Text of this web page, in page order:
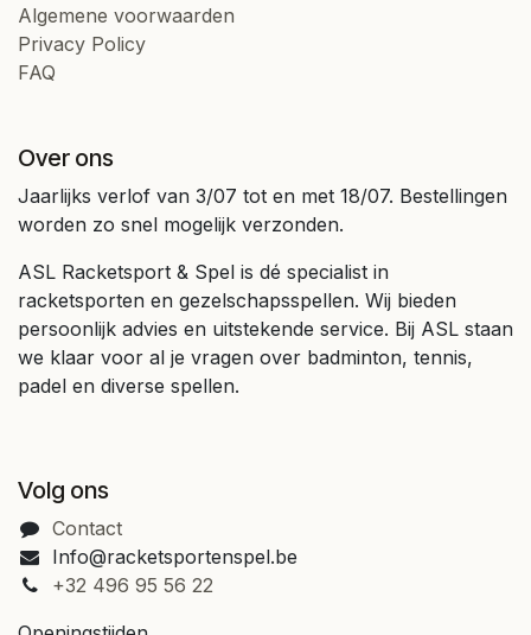
Algemene voorwaarden
Privacy Policy
FAQ
Over ons
Jaarlijks verlof van 3/07 tot en met 18/07. Bestellingen
worden zo snel mogelijk verzonden.
ASL Racketsport & Spel is dé specialist in
racketsporten en gezelschapsspellen. Wij bieden
persoonlijk advies en uitstekende service. Bij ASL staan
we klaar voor al je vragen over badminton, tennis,
padel en diverse spellen.
Volg ons
Contact
Info@racketsportenspel.be
+32 496 95 56 22